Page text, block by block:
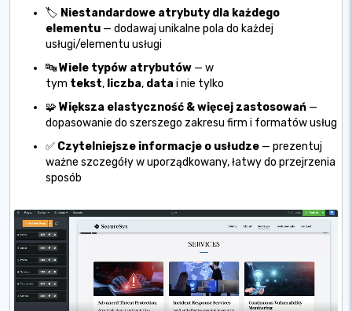
🏷️ Niestandardowe atrybuty dla każdego
elementu — dodawaj unikalne pola do każdej
usługi/elementu usługi
🔤Wiele typów atrybutów — w
tym tekst, liczba, data i nie tylko
🧩Większa elastyczność & więcej zastosowań —
dopasowanie do szerszego zakresu firm i formatów usług
✅ Czytelniejsze informacje o usłudze — prezentuj
ważne szczegóły w uporządkowany, łatwy do przejrzenia
sposób